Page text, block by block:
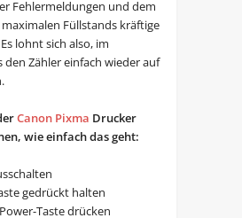
Fehlermeldungen und dem
maximalen Füllstands kräftige
lohnt sich also, im
den Zähler einfach wieder auf
Canon Pixma Drucker
wie einfach das geht:
gedrückt halten
Taste drücken